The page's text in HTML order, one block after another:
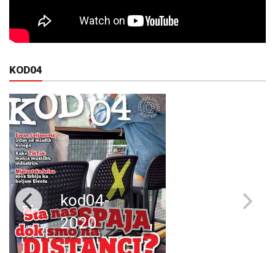
KOD04
kod04-
2020